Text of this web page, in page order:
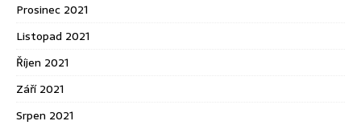
Prosinec 2021
Listopad 2021
Říjen 2021
Září 2021
Srpen 2021